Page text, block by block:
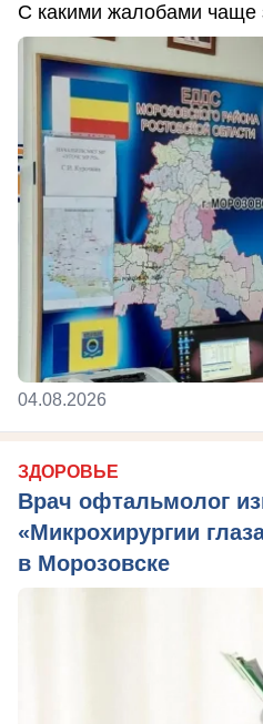
С какими жалобами чаще
04.08.2026
ЗДОРОВЬЕ
Врач офтальмолог
«Микрохирургии
в Морозовске